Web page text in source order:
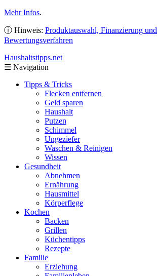
Mehr Infos.
ⓘ Hinweis: Produktauswahl, Finanzierung und
Bewertungsverfahren
Haushaltstipps.net
☰ Navigation
Tipps & Tricks
Flecken entfernen
Geld sparen
Haushalt
Putzen
Schimmel
Ungeziefer
Waschen & Reinigen
Wissen
Gesundheit
Abnehmen
Ernährung
Hausmittel
Körperflege
Kochen
Backen
Grillen
Küchentipps
Rezepte
Familie
Erziehung